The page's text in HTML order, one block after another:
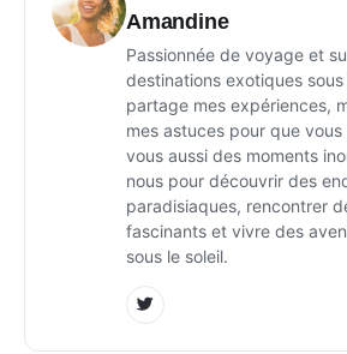
Amandine
Passionnée de voyage et
destinations exotiques sous
partage mes expériences,
mes astuces pour que
vous aussi des moments
nous pour découvrir des
paradisiaques, rencontrer
fascinants et vivre des
sous le soleil.